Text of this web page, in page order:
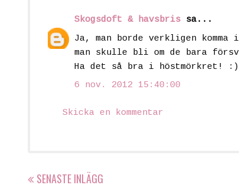
Skogsdoft & havsbris sa...
Ja, man borde verkligen
man skulle bli om de bara
Ha det så bra i höstmörkret! :)
6 nov. 2012 15:40:00
Skicka en kommentar
SENASTE INLÄGG